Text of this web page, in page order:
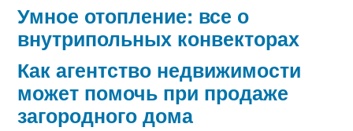
Умное отопление: все о
внутрипольных конвекторах
Как агентство недвижимости
может помочь при продаже
загородного дома